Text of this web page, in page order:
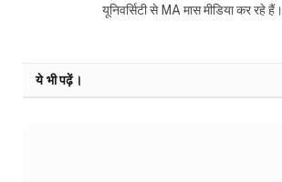
यूनिवर्सिटी से MA मास मीडिया कर रहे हैं।
ये भी पढ़ें।